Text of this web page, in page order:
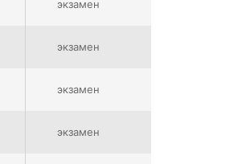
экзамен
экзамен
экзамен
экзамен